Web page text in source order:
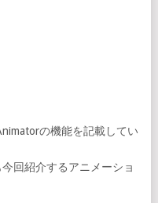
の機能を記載してい
回紹介するアニメーショ